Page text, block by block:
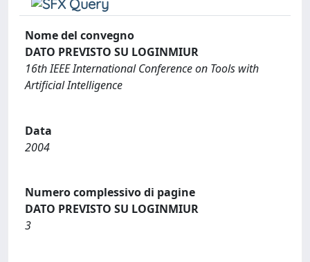
Nome del convegno
DATO PREVISTO SU LOGINMIUR
16th IEEE International Conference on Tools with
Artificial Intelligence
Data
2004
Numero complessivo di pagine
DATO PREVISTO SU LOGINMIUR
3